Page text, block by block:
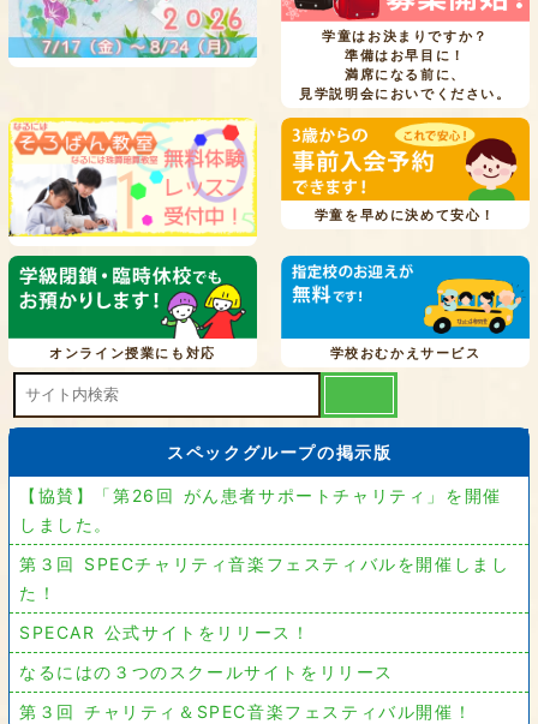
学童はお決まりですか？
準備はお早目に！
満席になる前に、
見学説明会においでください。
学童を早めに決めて安心！
オンライン授業にも対応 学校おむかえサービス
スペックグループの掲示版
【協賛】「第26回 がん患者サポートチャリティ」を開催
しました。
第３回 SPECチャリティ音楽フェスティバルを開催しまし
た！
SPECAR 公式サイトをリリース！
なるにはの３つのスクールサイトをリリース
第３回 チャリティ＆SPEC音楽フェスティバル開催！